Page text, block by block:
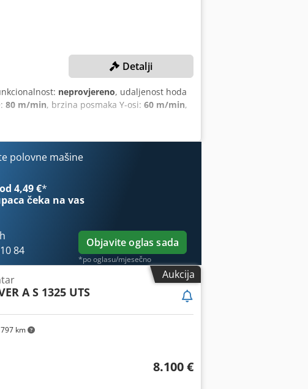
Detalji
neprovjereno, udaljenost hoda
80 m/min, brzina posmaka Y-osi: 60 m/min,
polovne mašine
4,49 €*
čeka na vas
84
Objavite oglas sada
*po oglasu/mjesečno
Aukcija
km
A S 1325 UTS
8.100 €